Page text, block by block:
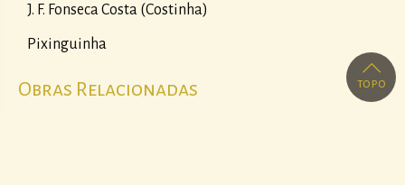
topo
J. F. Fonseca Costa (Costinha)
Pixinguinha
Obras Relacionadas